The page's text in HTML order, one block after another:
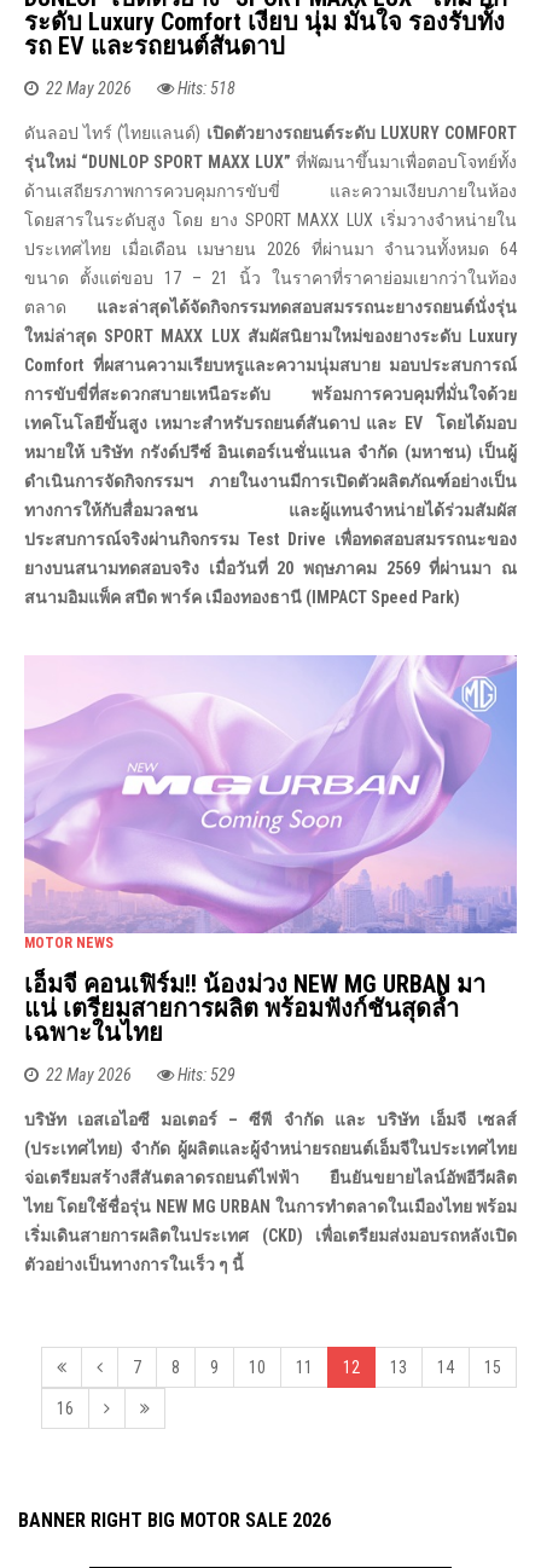
ระดับ Luxury Comfort เงียบ นุ่ม มั่นใจ รองรับทั้ง
รถ EV และรถยนต์สันดาป
22 May 2026 Hits: 518
ดันลอป ไทร์ (ไทยแลนด์) เปิดตัวยางรถยนต์ระดับ LUXURY COMFORT
รุ่นใหม่ “DUNLOP SPORT MAXX LUX” ที่พัฒนาขึ้นมาเพื่อตอบโจทย์ทั้ง
ด้านเสถียรภาพการควบคุมการขับขี่ และความเงียบภายในห้อง
โดยสารในระดับสูง โดย ยาง SPORT MAXX LUX เริ่มวางจำหน่ายใน
ประเทศไทย เมื่อเดือน เมษายน 2026 ที่ผ่านมา จำนวนทั้งหมด 64
ขนาด ตั้งแต่ขอบ 17 – 21 นิ้ว ในราคาที่ราคาย่อมเยากว่าในท้อง
ตลาด และล่าสุดได้จัดกิจกรรมทดสอบสมรรถนะยางรถยนต์นั่งรุ่น
ใหม่ล่าสุด SPORT MAXX LUX สัมผัสนิยามใหม่ของยางระดับ Luxury
Comfort ที่ผสานความเรียบหรูและความนุ่มสบาย มอบประสบการณ์
การขับขี่ที่สะดวกสบายเหนือระดับ พร้อมการควบคุมที่มั่นใจด้วย
เทคโนโลยีขั้นสูง เหมาะสำหรับรถยนต์สันดาป และ EV โดยได้มอบ
หมายให้ บริษัท กรังด์ปรีซ์ อินเตอร์เนชั่นแนล จำกัด (มหาชน) เป็นผู้
ดำเนินการจัดกิจกรรมฯ ภายในงานมีการเปิดตัวผลิตภัณฑ์อย่างเป็น
ทางการให้กับสื่อมวลชน และผู้แทนจำหน่ายได้ร่วมสัมผัส
ประสบการณ์จริงผ่านกิจกรรม Test Drive เพื่อทดสอบสมรรถนะของ
ยางบนสนามทดสอบจริง เมื่อวันที่ 20 พฤษภาคม 2569 ที่ผ่านมา ณ
สนามอิมแพ็ค สปีด พาร์ค เมืองทองธานี (IMPACT Speed Park)
MOTOR NEWS
เอ็มจี คอนเฟิร์ม!! น้องม่วง NEW MG URBAN มา
แน่ เตรียมสายการผลิต พร้อมฟังก์ชันสุดล้ำ
เฉพาะในไทย
22 May 2026 Hits: 529
บริษัท เอสเอไอซี มอเตอร์ – ซีพี จำกัด และ บริษัท เอ็มจี เซลส์
(ประเทศไทย) จำกัด ผู้ผลิตและผู้จำหน่ายรถยนต์เอ็มจีในประเทศไทย
จ่อเตรียมสร้างสีสันตลาดรถยนต์ไฟฟ้า ยืนยันขยายไลน์อัพอีวีผลิต
ไทย โดยใช้ชื่อรุ่น NEW MG URBAN ในการทำตลาดในเมืองไทย พร้อม
เริ่มเดินสายการผลิตในประเทศ (CKD) เพื่อเตรียมส่งมอบรถหลังเปิด
ตัวอย่างเป็นทางการในเร็ว ๆ นี้
7 8 9 10 11 12 13 14 15
16
BANNER RIGHT BIG MOTOR SALE 2026